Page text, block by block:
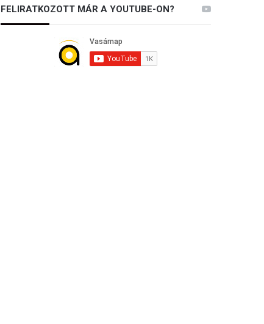
FELIRATKOZOTT MÁR A YOUTUBE-ON?